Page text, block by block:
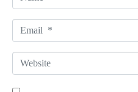
a
m
*
m
aW
e
b